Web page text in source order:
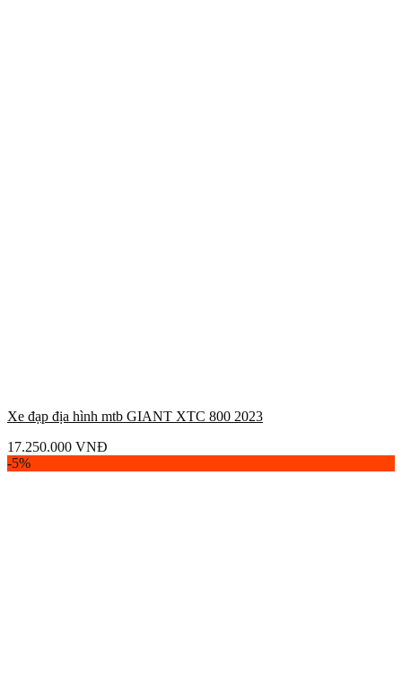
Xe đạp địa hình mtb GIANT XTC 800 2023
17.250.000 VNĐ
-5%